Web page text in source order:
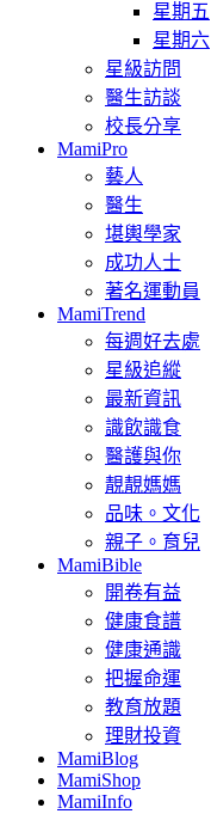
星期五
星期六
星級訪問
醫生訪談
校長分享
MamiPro
藝人
醫生
堪輿學家
成功人士
著名運動員
MamiTrend
每週好去處
星級追縱
最新資訊
識飲識食
醫護與你
靚靚媽媽
品味。文化
親子。育兒
MamiBible
開卷有益
健康食譜
健康通識
把握命運
教育放題
理財投資
MamiBlog
MamiShop
MamiInfo